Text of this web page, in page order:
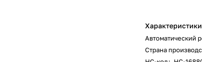
Характеристики
Автоматический
Страна